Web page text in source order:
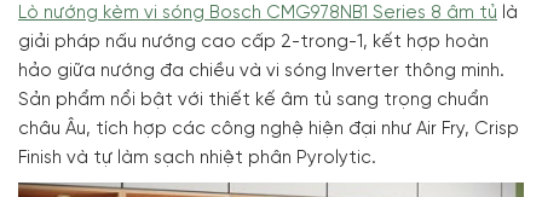
Lò nướng kèm vi sóng Bosch CMG978NB1 Series 8 âm tủ là
giải pháp nấu nướng cao cấp 2-trong-1, kết hợp hoàn
hảo giữa nướng đa chiều và vi sóng Inverter thông minh.
Sản phẩm nổi bật với thiết kế âm tủ sang trọng chuẩn
châu Âu, tích hợp các công nghệ hiện đại như Air Fry, Crisp
Finish và tự làm sạch nhiệt phân Pyrolytic.